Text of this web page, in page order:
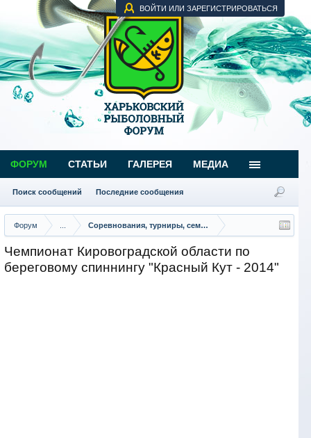
ВОЙТИ ИЛИ ЗАРЕГИСТРИРОВАТЬСЯ
Форум Соревнования, турниры, семинары
Чемпионат Кировоградской области по
береговому спиннингу "Красный Кут - 2014"
ФОРУМ
Поиск сообщений Последние сообщения
СТАТЬИ ГАЛЕРЕЯ МЕДИА